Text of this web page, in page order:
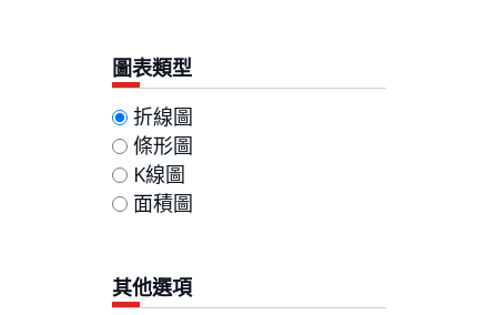
圖表類型
折線圖
條形圖
K線圖
面積圖
其他選項